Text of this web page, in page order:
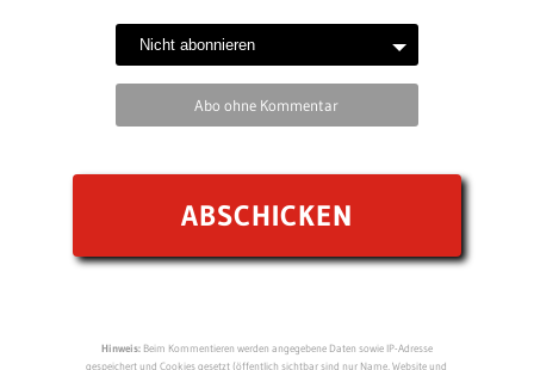
Abo ohne Kommentar
Hinweis:Beim Kommentieren werden angegebene Daten sowie IP-Adresse
gespeichert und Cookies gesetzt (öffentlich sichtbar sind nur Name, Website und